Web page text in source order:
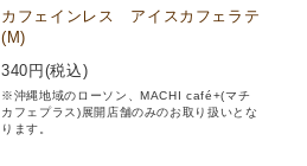
カフェインレス アイスカフェラテ
(M)
340 円(税込)
※沖縄地域のローソン、MACHI café+(マチ
カフェプラス)展開店舗のみのお取り扱いとな
ります。